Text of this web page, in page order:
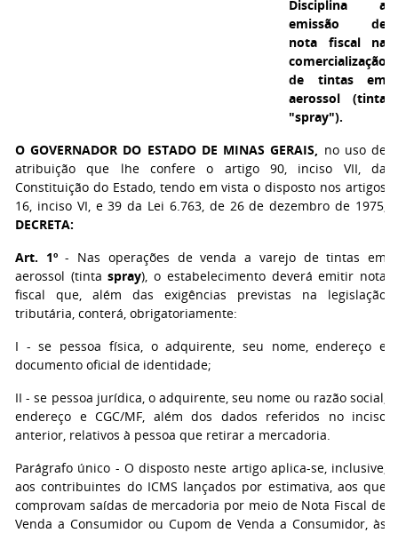
Disciplina a
emissão de
nota fiscal na
comercialização
de tintas em
aerossol (tinta
"spray").
O GOVERNADOR DO ESTADO DE MINAS GERAIS, no uso de
atribuição que lhe confere o artigo 90, inciso VII, da
Constituição do Estado, tendo em vista o disposto nos artigos
16, inciso VI, e 39 da Lei 6.763, de 26 de dezembro de 1975,
DECRETA:
Art. 1º- Nas operações de venda a varejo de tintas em
aerossol (tintaspray), o estabelecimento deverá emitir nota
fiscal que, além das exigências previstas na legislação
tributária, conterá, obrigatoriamente:
I - se pessoa física, o adquirente, seu nome, endereço e
documento oficial de identidade;
II - se pessoa jurídica, o adquirente, seu nome ou razão social,
endereço e CGC/MF, além dos dados referidos no inciso
anterior, relativos à pessoa que retirar a mercadoria.
Parágrafo único - O disposto neste artigo aplica-se, inclusive,
aos contribuintes do ICMS lançados por estimativa, aos que
comprovam saídas de mercadoria por meio de Nota Fiscal de
Venda a Consumidor ou Cupom de Venda a Consumidor, às